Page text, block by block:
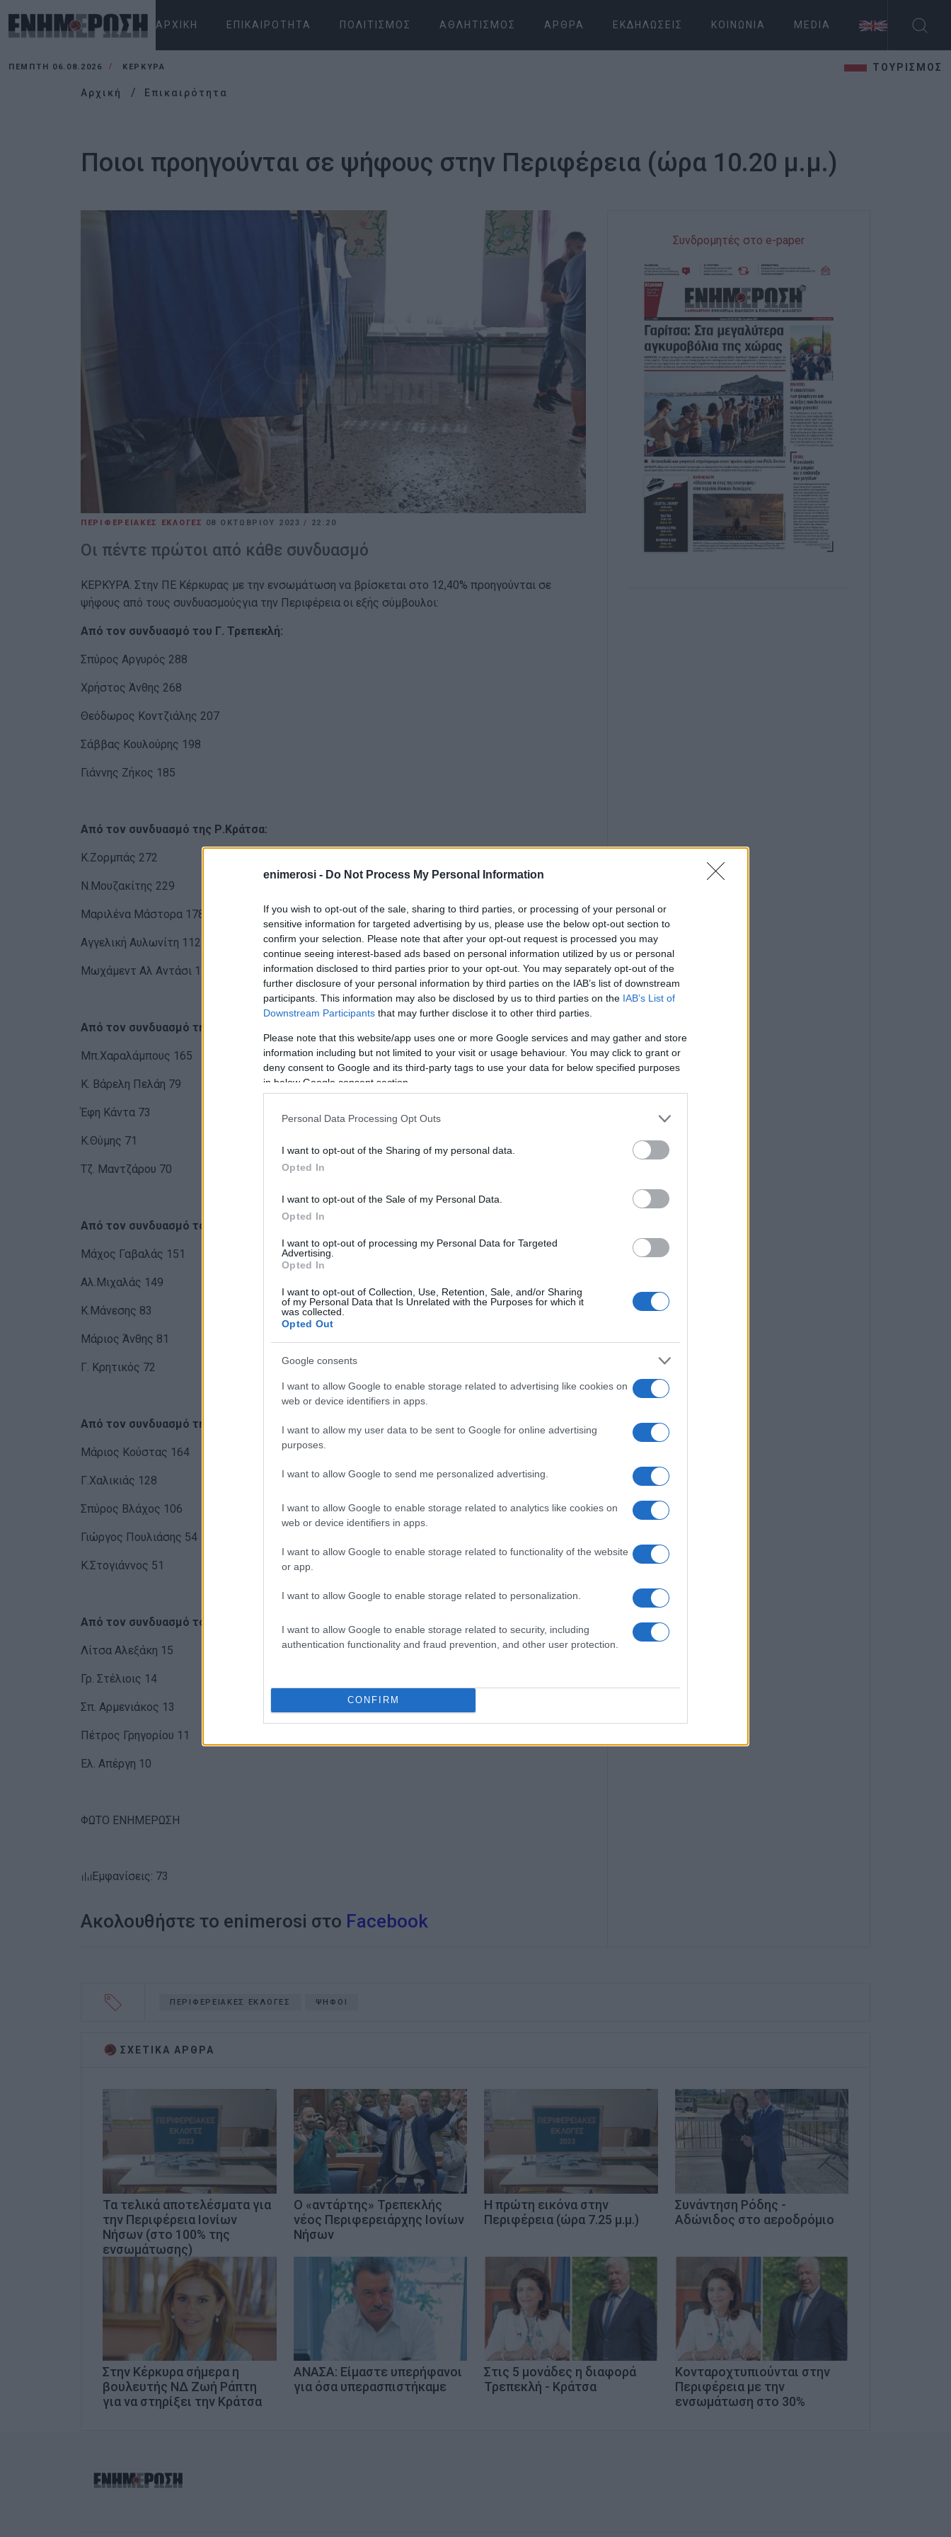
enimerosi - Do Not Process My Personal Information
If you wish to opt-out of the sale, sharing to third parties, or processing of your personal or
sensitive information for targeted advertising by us, please use the below opt-out section to
confirm your selection. Please note that after your opt-out request is processed you may
continue seeing interest-based ads based on personal information utilized by us or personal
information disclosed to third parties prior to your opt-out. You may separately opt-out of the
further disclosure of your personal information by third parties on the IAB’s list of downstream
participants. This information may also be disclosed by us to third parties on the IAB’s List of
Downstream Participants that may further disclose it to other third parties.
Please note that this website/app uses one or more Google services and may gather and store
information including but not limited to your visit or usage behaviour. You may click to grant or
deny consent to Google and its third-party tags to use your data for below specified purposes
in below Google consent section.
Personal Data Processing Opt Outs
I want to opt-out of the Sharing of my personal data.
Opted In
I want to opt-out of the Sale of my Personal Data.
Opted In
I want to opt-out of processing my Personal Data for Targeted
Advertising.
Opted In
I want to opt-out of Collection, Use, Retention, Sale, and/or Sharing
of my Personal Data that Is Unrelated with the Purposes for which it
was collected.
Opted Out
Google consents
I want to allow Google to enable storage related to advertising like cookies on
web or device identifiers in apps.
I want to allow my user data to be sent to Google for online advertising
purposes.
I want to allow Google to send me personalized advertising.
I want to allow Google to enable storage related to analytics like cookies on
web or device identifiers in apps.
I want to allow Google to enable storage related to functionality of the website
or app.
I want to allow Google to enable storage related to personalization.
I want to allow Google to enable storage related to security, including
authentication functionality and fraud prevention, and other user protection.
CONFIRM
ΑΡΧΙΚΉ ΕΠΙΚΑΙΡΌΤΗΤΑ ΠΟΛΙΤΙΣΜΌΣ ΑΘΛΗΤΙΣΜΌΣ ΆΡΘΡΑ ΕΚΔΗΛΏΣΕΙΣ ΚΟΙΝΩΝΊΑ MEDIA
ΠΈΜΠΤΗ 06.08.2026 ΚΕΡΚΥΡΑ ΤΟΥΡΙΣΜΟΣ
Αρχική Επικαιρότητα
Ποιοι προηγούνται σε ψήφους στην Περιφέρεια (ώρα 10.20 μ.μ.)
ΠΕΡΙΦΕΡΕΙΑΚΕΣ ΕΚΛΟΓΕΣ 08 ΟΚΤΩΒΡΊΟΥ 2023/ 22:20
Οι πέντε πρώτοι από κάθε συνδυασμό
ΚΕΡΚΥΡΑ. Στην ΠΕ Κέρκυρας με την ενσωμάτωση να βρίσκεται στο 12,40% προηγούνται σε
ψήφους από τους συνδυασμούςγια την Περιφέρεια οι εξής σύμβουλοι:
Από τον συνδυασμό του Γ. Τρεπεκλή:
Σπύρος Αργυρός 288
Χρήστος Άνθης 268
Θεόδωρος Κοντζιάλης 207
Σάββας Κουλούρης 198
Γιάννης Ζήκος 185
Από τον συνδυασμό της Ρ.Κράτσα:
Κ.Ζορμπάς 272
Ν.Μουζακίτης 229
Μαριλένα Μάστορα 178
Αγγελική Αυλωνίτη 112
Μωχάμεντ Αλ Αντάσι 112
Από τον συνδυασμό της Αλ.Μπαλού:
Μπ.Χαραλάμπους 165
Κ. Βάρελη Πελάη 79
Έφη Κάντα 73
Κ.Θύμης 71
Τζ. Μαντζάρου 70
Από τον συνδυασμό του Θ. Γαλιατσάτου:
Μάχος Γαβαλάς 151
Αλ.Μιχαλάς 149
Κ.Μάνεσης 83
Μάριος Άνθης 81
Γ. Κρητικός 72
Από τον συνδυασμό της Μ. Δρυ:
Μάριος Κούστας 164
Γ.Χαλικιάς 128
Σπύρος Βλάχος 106
Γιώργος Πουλιάσης 54
Κ.Στογιάννος 51
Από τον συνδυασμό του Γ. Ραιδεστινού:
Λίτσα Αλεξάκη 15
Γρ. Στέλιοις 14
Σπ. Αρμενιάκος 13
Πέτρος Γρηγορίου 11
Ελ. Απέργη 10
ΦΩΤΟ ΕΝΗΜΕΡΩΣΗ
Εμφανίσεις: 73
Ακολουθήστε το enimerosi στο Facebook
Συνδρομητές στο e-paper
ΠΕΡΙΦΕΡΕΙΑΚΕΣ ΕΚΛΟΓΕΣ ΨΗΦΟΙ
ΣΧΕΤΙΚA AΡΘΡΑ
Τα τελικά αποτελέσματα για
την Περιφέρεια Ιονίων
Νήσων (στο 100% της
ενσωμάτωσης)
Ο «αντάρτης» Τρεπεκλής
νέος Περιφερειάρχης Ιονίων
Νήσων
Η πρώτη εικόνα στην
Περιφέρεια (ώρα 7.25 μ.μ.)
Συνάντηση Ρόδης -
Αδώνιδος στο αεροδρόμιο
Στην Κέρκυρα σήμερα η
βουλευτής ΝΔ Ζωή Ράπτη
για να στηρίξει την Κράτσα
ΑΝΑΣΑ: Είμαστε υπερήφανοι
για όσα υπερασπιστήκαμε
Στις 5 μονάδες η διαφορά
Τρεπεκλή - Κράτσα
Κονταροχτυπιούνται στην
Περιφέρεια με την
ενσωμάτωση στο 30%